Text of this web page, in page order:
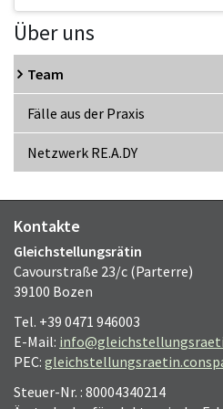
Über uns
Team
Fälle aus der Praxis
Netzwerk RE.A.DY
Kontakte
Gleichstellungsrätin
Cavourstraße 23/c (Parterre)
39100 Bozen
Tel. +39 0471 946003
E-Mail:
PEC:
Steuer-Nr. : 80004340214